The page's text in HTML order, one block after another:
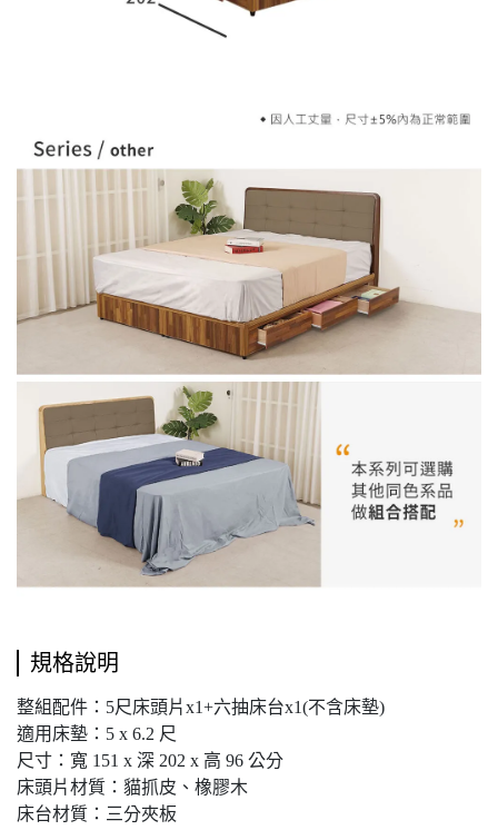
規格說明
整組配件：5尺床頭片x1+六抽床台x1(不含床墊)
適用床墊：5 x 6.2 尺
尺寸：寬 151 x 深 202 x 高 96 公分
床頭片材質：貓抓皮、橡膠木
床台材質：三分夾板